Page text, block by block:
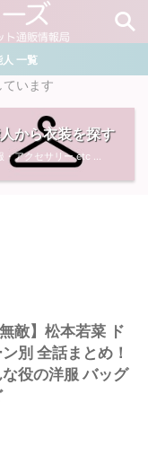
ンの隠れ家
ント
人 一覧
います
から衣装を探す
・アクセサリー etc ...
敵】松本若菜 ド
別 全話まとめ！
役の洋服 バッグ